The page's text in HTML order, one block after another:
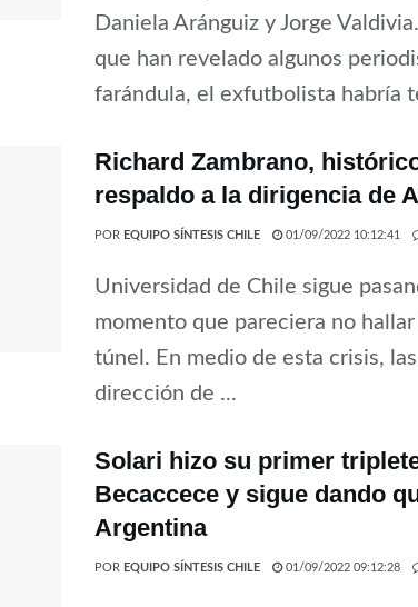
Daniela Aránguiz y Jorge
que han revelado algunos
farándula, el exfutbolista habría
Richard Zambrano,
respaldo a la dirigencia de
POR EQUIPO SÍNTESIS CHILE 01/09/2022 10:12:41
Universidad de Chile sigue
momento que pareciera no hallar
túnel. En medio de esta crisis,
dirección de ...
Solari hizo su primer
Becaccece y sigue dando
Argentina
POR EQUIPO SÍNTESIS CHILE 01/09/2022 09:12:28